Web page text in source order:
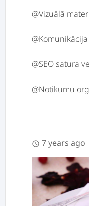
@Vizuālā
@SEO satura
schedule 7 years ago